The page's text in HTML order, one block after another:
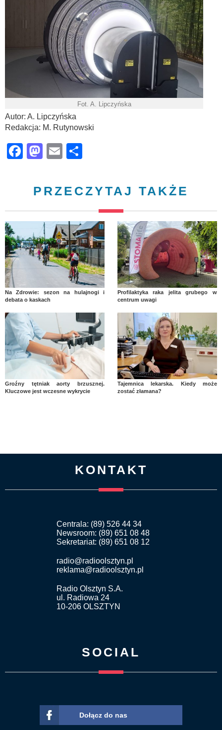
Fot. A. Lipczyńska
Autor: A. Lipczyńska
Redakcja: M. Rutynowski
Facebook
Mastodon
Email
PRZECZYTAJ TAKŻE
Na Zdrowie: sezon na hulajnogi i
debata o kaskach
Profilaktyka raka jelita grubego w
centrum uwagi
Groźny tętniak aorty brzusznej.
Kluczowe jest wczesne wykrycie
Tajemnica lekarska. Kiedy może
zostać złamana?
KONTAKT
Centrala: (89) 526 44 34
Newsroom: (89) 651 08 48
Sekretariat: (89) 651 08 12
radio@radioolsztyn.pl
reklama@radioolsztyn.pl
Radio Olsztyn S.A.
ul. Radiowa 24
10-206 OLSZTYN
SOCIAL
Dołącz do nas